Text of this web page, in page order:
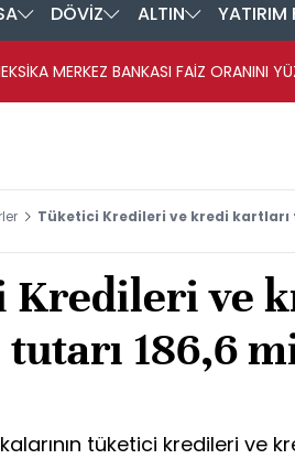
DÖVİZ ALTIN YATIRIM
MERKEZ BANKASI FAİZ ORANINI
Tüketici Kredileri ve kredi kartları
Kredileri ve
186,6
tüketici kredileri ve